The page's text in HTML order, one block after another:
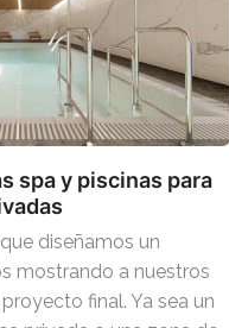
spa y piscinas para
diseñamos un
mostrando a nuestros
final. Ya sea un